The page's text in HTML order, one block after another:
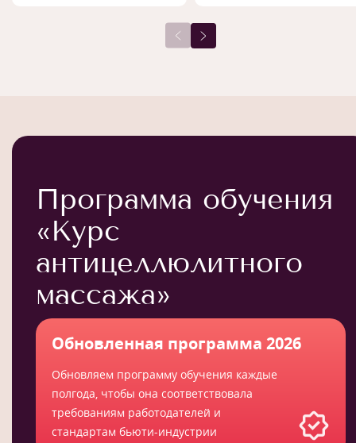
Программа обучения
«Курс
антицеллюлитного
массажа»
Обновленная программа 2026
Обновляем программу обучения каждые
полгода, чтобы она соответствовала
требованиям работодателей и
стандартам бьюти-индустрии